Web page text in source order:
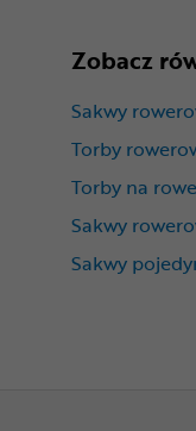
Zobacz
Sakwy
Torby
Torby na
Sakwy
Sakwy
Sakwy